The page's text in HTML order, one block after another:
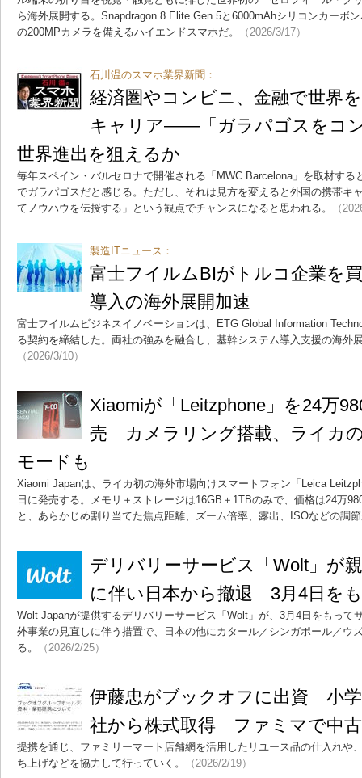
ら海外展開する。Snapdragon 8 Elite Gen 5と6000mAhシリコンカーボ
の200MPカメラを備えるハイエンドスマホだ。
（2026/3/17）
石川温のスマホ業界新聞：
経済圏やコンビニ、金融で世界
キャリア――「ガラパゴスをコ
世界進出を狙えるか
毎年スペイン・バルセロナで開催される「MWC Barcelona」を取材する
でガラパゴスだと感じる。ただし、それは見方を変えると外国の携帯キ
てノウハウを伝授する」という観点でチャンスになると思われる。
（
製造ITニュース：
富士フイルムBIがトルコ企業を
導入の海外展開加速
富士フイルムビジネスイノベーションは、ETG Global Information
る契約を締結した。両社の強みを融合し、基幹システム導入支援の海外
（2026/3/10）
Xiaomiが「Leitzphone」を24万
売 カメラリング搭載、ライカ
モードも
Xiaomi Japanは、ライカ初の海外市場向けスマートフォン「Leica
日に発売する。メモリ＋ストレージは16GB＋1TBのみで、価格は24万
と、あらかじめ割り当てた焦点距離、ズーム倍率、露出、ISOなどの調
デリバリーサービス「Wolt」が
に伴い日本から撤退 3月4日を
Wolt Japanが提供するデリバリーサービス「Wolt」が、3月4日をもって
外事業の見直しに伴う措置で、日本の他にカタール／シンガポール／ウ
る。
（2026/2/25）
伊藤忠がブックオフに出資 小
社から株式取得 ファミマで中
提携を通じ、ファミリーマート店舗網を活用したリユース品の仕入れや
ち上げなどを協力して行っていく。
（2026/2/19）